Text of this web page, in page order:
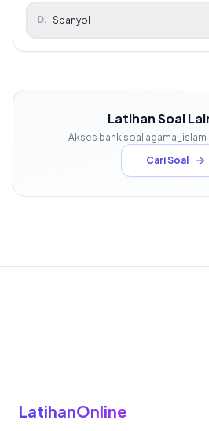
D. Spanyol
Latihan Soal
Akses bank soal agama_islam
Cari Soal
LatihanOnline